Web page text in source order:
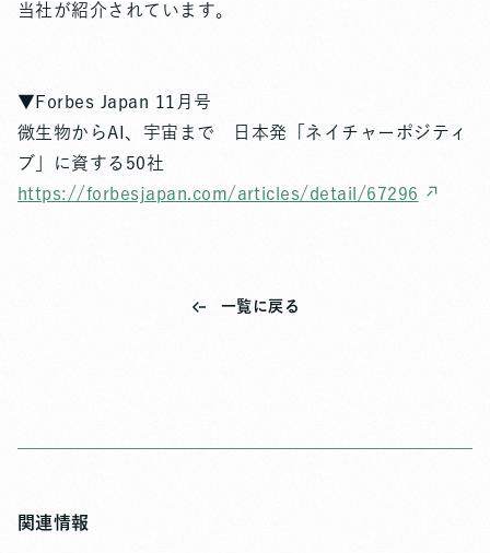
当社が紹介されています。
▼Forbes Japan 11月号
微生物からAI、宇宙まで 日本発「ネイチャーポジティ
ブ」に資する50社
https://forbesjapan.com/articles/detail/67296
一覧に戻る
関連情報